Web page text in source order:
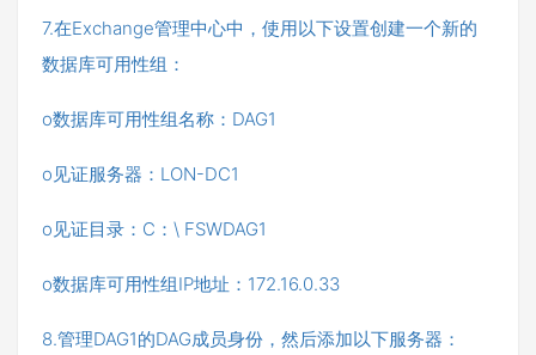
7.在Exchange管理中心中，使用以下设置创建一个新的
数据库可用性组：
o数据库可用性组名称：DAG1
o见证服务器：LON-DC1
o见证目录：C：\ FSWDAG1
o数据库可用性组IP地址：172.16.0.33
8.管理DAG1的DAG成员身份，然后添加以下服务器：